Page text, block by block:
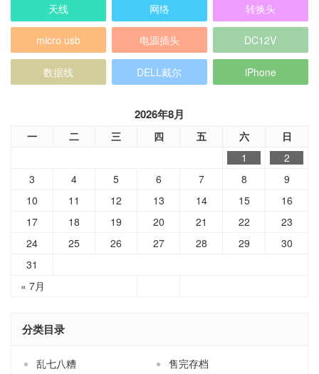
天线 网络 转换头
micro usb 电源插头 DC12V
数据线 DELL戴尔 iPhone
2026年8月
一 二 三 四 五 六 日
« 7月
1
2
3
4 5 6 7 8
9
10
11 12 13 14 15
16
17
18 19 20 21 22
23
24
25 26 27 28 29
30
31
分类目录
乱七八糟
售完存档